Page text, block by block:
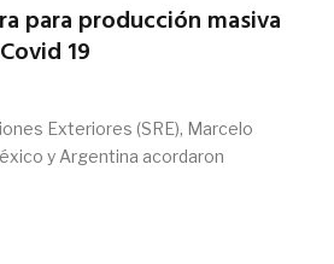
para producción masiva
19
Exteriores (SRE), Marcelo
y Argentina acordaron